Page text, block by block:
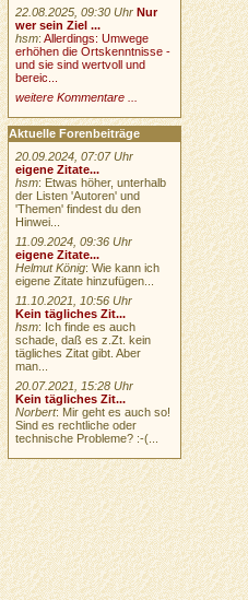
22.08.2025, 09:30 Uhr Nur
wer sein Ziel ...
hsm:Allerdings: Umwege
erhöhen die Ortskenntnisse -
und sie sind wertvoll und
bereic...
weitere Kommentare ...
Aktuelle Forenbeiträge
20.09.2024, 07:07 Uhr
eigene Zitate...
hsm: Etwas höher, unterhalb
der Listen 'Autoren' und
'Themen' findest du den
Hinwei...
11.09.2024, 09:36 Uhr
eigene Zitate...
Helmut König: Wie kann ich
eigene Zitate hinzufügen...
11.10.2021, 10:56 Uhr
Kein tägliches Zit...
hsm: Ich finde es auch
schade, daß es z.Zt. kein
tägliches Zitat gibt. Aber
man...
20.07.2021, 15:28 Uhr
Kein tägliches Zit...
Norbert: Mir geht es auch so!
Sind es rechtliche oder
technische Probleme? :-(...